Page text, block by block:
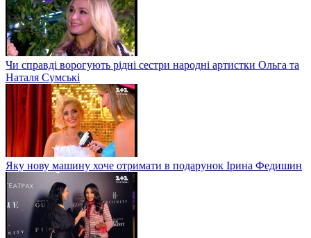
Чи справді ворогують рідні сестри народні артистки Ольга та
Наталя Сумські
Яку нову машину хоче отримати в подарунок Ірина Федишин